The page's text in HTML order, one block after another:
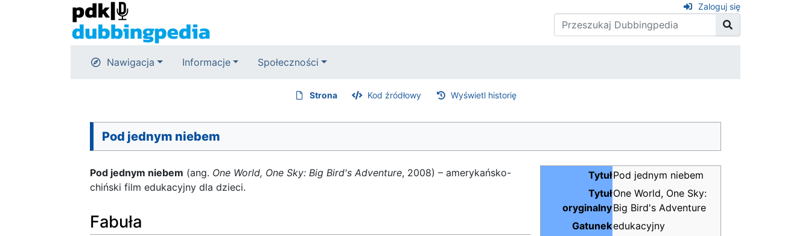
Zaloguj się
Nawigacja Informacje Społeczności
Strona Kod źródłowy Wyświetl historię
Pod jednym niebem
TytułPod jednym niebem
Tytuł
oryginalny
One World, One Sky:
Big Bird's Adventure
Gatunekedukacyjny
Pod jednym niebem (ang. One World, One Sky: Big Bird's Adventure, 2008) – amerykańsko-
chiński film edukacyjny dla dzieci.
Fabuła